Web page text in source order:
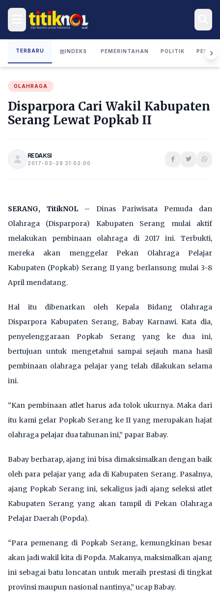
TERBARU INDEKS PEMERINTAHAN POLITIK
OLAHRAGA
Disparpora Cari Wakil Kabupaten
Serang Lewat Popkab II
REDAKSI
2017-03-29 21:02:00
SERANG, TitikNOL– Dinas Pariwisata Pemuda dan
Olahraga (Disparpora) Kabupaten Serang mulai aktif
melakukan pembinaan olahraga di 2017 ini. Terbukti,
mereka akan menggelar Pekan Olahraga Pelajar
Kabupaten (Popkab) Serang II yang berlansung mulai 3-8
April mendatang.
Hal itu dibenarkan oleh Kepala Bidang Olahraga
Disparpora Kabupaten Serang, Babay Karnawi. Kata dia,
penyelenggaraan Popkab Serang yang ke dua ini,
bertujuan untuk mengetahui sampai sejauh mana hasil
pembinaan olahraga pelajar yang telah dilakukan selama
ini.
“Kan pembinaan atlet harus ada tolok ukurnya. Maka dari
itu kami gelar Popkab Serang ke II yang merupakan hajat
olahraga pelajar dua tahunan ini,” papar Babay.
Babay berharap, ajang ini bisa dimaksimalkan dengan baik
oleh para pelajar yang ada di Kabupaten Serang. Pasalnya,
ajang Popkab Serang ini, sekaligus jadi ajang seleksi atlet
Kabupaten Serang yang akan tampil di Pekan Olahraga
Pelajar Daerah (Popda).
“Para pemenang di Popkab Serang, kemungkinan besar
akan jadi wakil kita di Popda. Makanya, maksimalkan ajang
ini sebagai batu loncatan untuk meraih prestasi di tingkat
provinsi maupun nasional nantinya,” ucap Babay.